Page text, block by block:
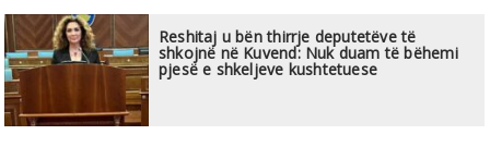
Reshitaj u bën thirrje deputetëve të
shkojnë në Kuvend: Nuk duam të bëhemi
pjesë e shkeljeve kushtetuese